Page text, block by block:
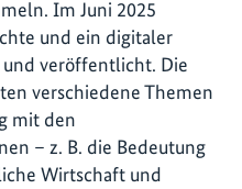
Im Juni 2025
und ein digitaler
veröffentlicht. Die
verschiedene Themen
mit den
– z. B. die Bedeutung
Wirtschaft und